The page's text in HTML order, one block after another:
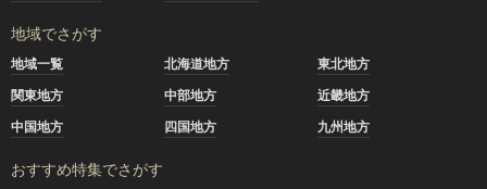
地域でさがす
地域一覧 北海道地方
東北地方
関東地方
中部地方
近畿地方
中国地方
四国地方 九州地方
おすすめ特集でさがす